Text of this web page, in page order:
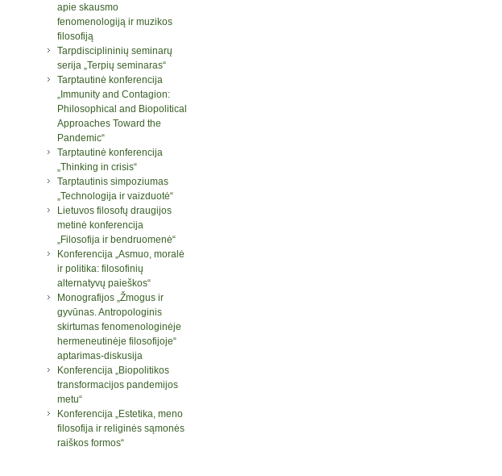
apie skausmo
fenomenologiją ir muzikos
filosofiją
Tarpdisciplininių seminarų
serija „Terpių seminaras“
Tarptautinė konferencija
„Immunity and Contagion:
Philosophical and Biopolitical
Approaches Toward the
Pandemic“
Tarptautinė konferencija
„Thinking in crisis“
Tarptautinis simpoziumas
„Technologija ir vaizduotė“
Lietuvos filosofų draugijos
metinė konferencija
„Filosofija ir bendruomenė“
Konferencija „Asmuo, moralė
ir politika: filosofinių
alternatyvų paieškos“
Monografijos „Žmogus ir
gyvūnas. Antropologinis
skirtumas fenomenologinėje
hermeneutinėje filosofijoje“
aptarimas-diskusija
Konferencija „Biopolitikos
transformacijos pandemijos
metu“
Konferencija „Estetika, meno
filosofija ir religinės sąmonės
raiškos formos“